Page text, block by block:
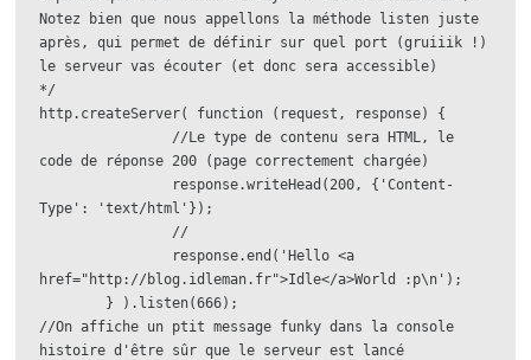
Notez bien que nous appellons la méthode listen juste
après, qui permet de définir sur quel port (gruiiik !)
le serveur vas écouter (et donc sera accessible)
*/
http.createServer( function (request, response) {
code de réponse 200 (page correctement chargée)
Type': 'text/html'});
href="http://blog.idleman.fr">Idle</a>World :p\n');
//On affiche un ptit message funky dans la console
histoire d'être sûr que le serveur est lancé